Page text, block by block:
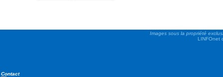
Contact
Images sous la propriété
LINFOnet